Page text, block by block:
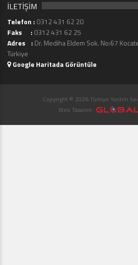
İLETİŞİM
Telefon : 0312 431 62 20
Faks : 0312 431 62 25
Adres : Dr. Mediha Eldem Sok. No:67
Türkiye
Google Haritada Görüntüle
Copyright © 2026 Türkiye Yardım
Web Tasarım :